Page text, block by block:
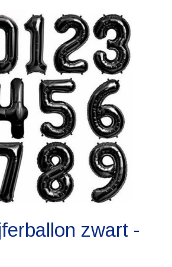
slideshow Items
zwart -